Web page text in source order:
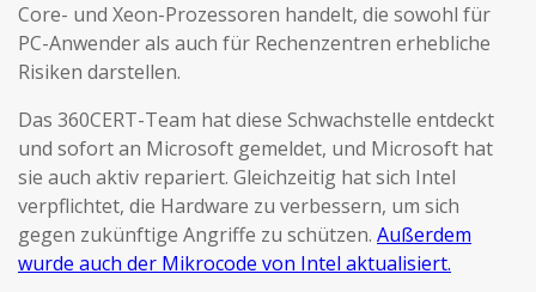
Core- und Xeon-Prozessoren handelt, die sowohl für
PC-Anwender als auch für Rechenzentren erhebliche
Risiken darstellen.
Das 360CERT-Team hat diese Schwachstelle entdeckt
und sofort an Microsoft gemeldet, und Microsoft hat
sie auch aktiv repariert. Gleichzeitig hat sich Intel
verpflichtet, die Hardware zu verbessern, um sich
gegen zukünftige Angriffe zu schützen. Außerdem
wurde auch der Mikrocode von Intel aktualisiert.